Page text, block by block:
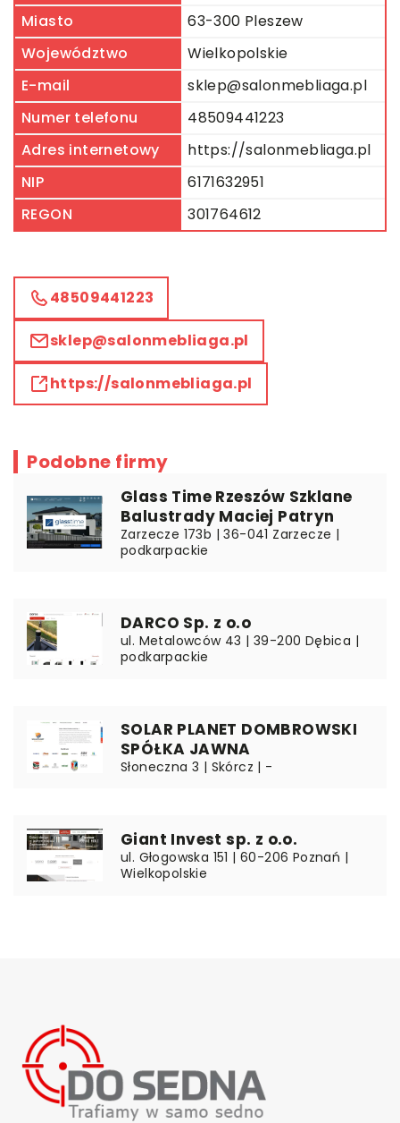
Miasto
63-300 Pleszew
Województwo
Wielkopolskie
E-mail
sklep@salonmebliaga.pl
Numer telefonu
48509441223
Adres internetowy
https://salonmebliaga.pl
NIP
6171632951
REGON
301764612
48509441223
sklep@salonmebliaga.pl
https://salonmebliaga.pl
Podobne firmy
Glass Time Rzeszów Szklane
Balustrady Maciej Patryn
Zarzecze 173b | 36-041 Zarzecze |
podkarpackie
DARCO Sp. z o.o
ul. Metalowców 43 | 39-200 Dębica |
podkarpackie
SOLAR PLANET DOMBROWSKI
SPÓŁKA JAWNA
Słoneczna 3 | Skórcz | -
Giant Invest sp. z o.o.
ul. Głogowska 151 | 60-206 Poznań |
Wielkopolskie